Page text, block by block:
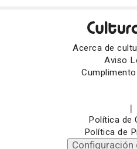
Acerca de
Aviso
|
Política de
Política de
Configuración